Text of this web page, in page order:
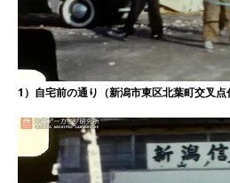
1）自宅前の通り（新潟市東区北葉町交叉